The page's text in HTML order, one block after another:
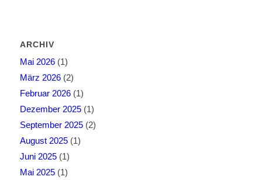
ARCHIV
Mai 2026(1)
März 2026(2)
Februar 2026(1)
Dezember 2025(1)
September 2025(2)
August 2025(1)
Juni 2025(1)
Mai 2025(1)